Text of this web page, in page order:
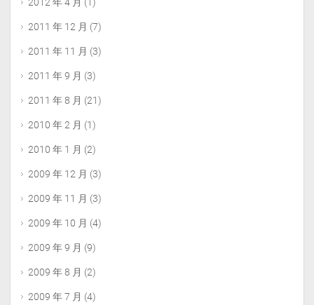
2011 年 12 月 (7)
2011 年 11 月 (3)
2011 年 9 月 (3)
2011 年 8 月 (21)
2010 年 2 月 (1)
2010 年 1 月 (2)
2009 年 12 月 (3)
2009 年 11 月 (3)
2009 年 10 月 (4)
2009 年 9 月 (9)
2009 年 8 月 (2)
2009 年 7 月 (4)